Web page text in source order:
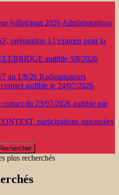
juillet/aout 2026 Administrations
préparation à l’examen pour la
audible 5/8/2026
au 1/8/26 Radioamateurs
audible le 24/07/2026
du 23/07/2026 audible par
participations annoncées
plus recherchés